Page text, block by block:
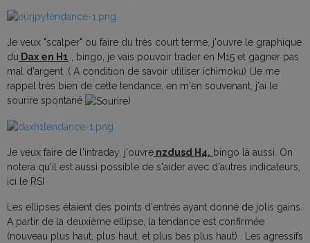
Je veux "scalper" ou faire du très court terme, j'ouvre le graphique
du Dax en H1 , bingo, je vais pouvoir trader en M15 et gagner pas
mal d'argent .( A condition de savoir utiliser ichimoku) (Je me
rappel très bien de cette tendance, en m'en souvenant, j'ai le
sourire spontané
)
Je veux faire de l'intraday, j'ouvre nzdusd H4, bingo là aussi. On
notera qu'il est aussi possible de s'aider avec d'autres indicateurs,
ici le RSI
Les ellipses étaient des points d'entrés ayant donné de jolis gains.
A partir de la deuxième ellipse, la tendance est confirmée
(nouveau plus haut, plus haut, et plus bas plus haut) . Les agressifs